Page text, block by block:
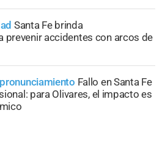
Santa Fe brinda
prevenir accidentes con arcos de
Fallo en Santa Fe
para Olivares, el impacto es